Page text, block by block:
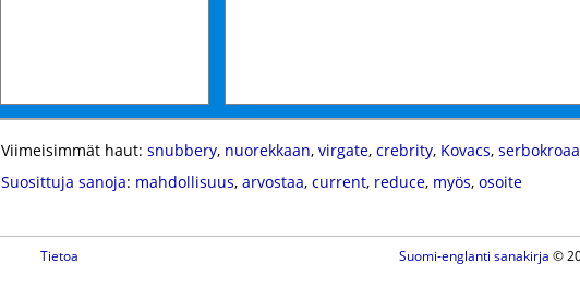
Viimeisimmät haut: snubbery, nuorekkaan, virgate, crebrity, Kovacs,
Suosittuja sanoja: mahdollisuus, arvostaa, current, reduce, myös, osoite
Tietoa Suomi-englanti sanakirja ©